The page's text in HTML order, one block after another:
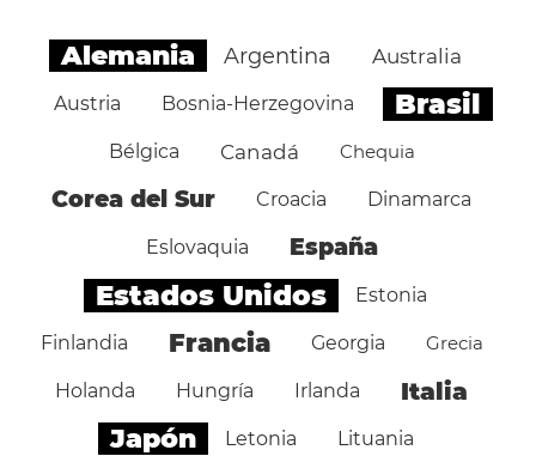
Alemania Argentina Australia
Austria Bosnia-Herzegovina Brasil
Bélgica Canadá Chequia
Corea del Sur Croacia Dinamarca
Eslovaquia España
Estados Unidos Estonia
Finlandia Francia Georgia Grecia
Holanda Hungría Irlanda Italia
Japón Letonia Lituania